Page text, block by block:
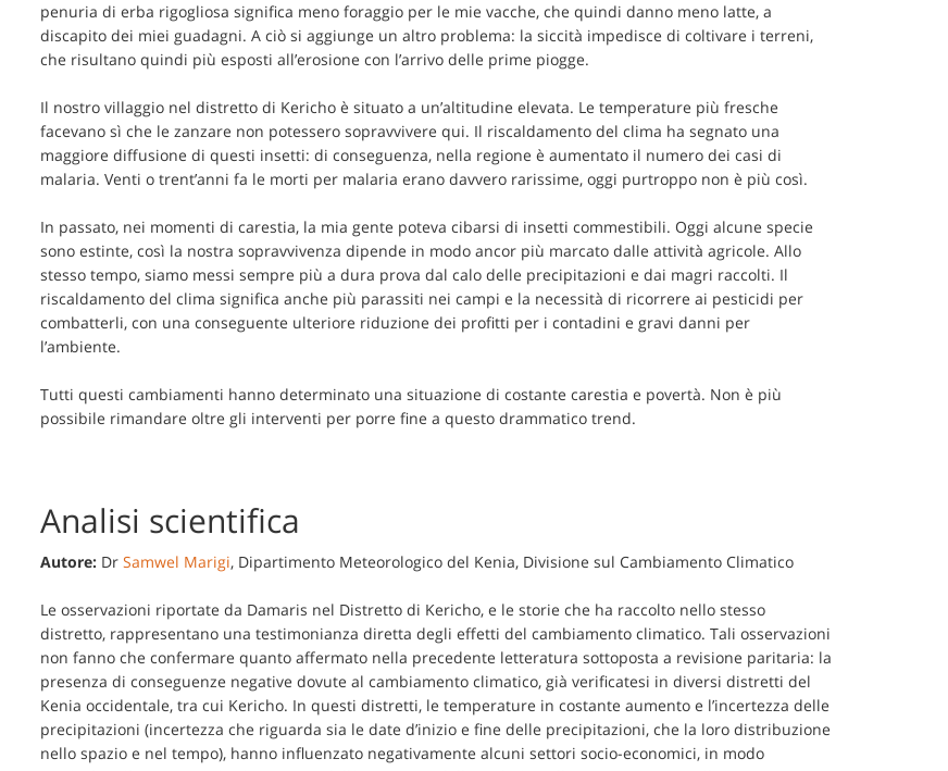
penuria di erba rigogliosa significa meno foraggio per le mie vacche, che quindi danno meno latte, a
discapito dei miei guadagni. A ciò si aggiunge un altro problema: la siccità impedisce di coltivare i terreni,
che risultano quindi più esposti all’erosione con l’arrivo delle prime piogge.
Il nostro villaggio nel distretto di Kericho è situato a un’altitudine elevata. Le temperature più fresche
facevano sì che le zanzare non potessero sopravvivere qui. Il riscaldamento del clima ha segnato una
maggiore diffusione di questi insetti: di conseguenza, nella regione è aumentato il numero dei casi di
malaria. Venti o trent’anni fa le morti per malaria erano davvero rarissime, oggi purtroppo non è più così.
In passato, nei momenti di carestia, la mia gente poteva cibarsi di insetti commestibili. Oggi alcune specie
sono estinte, così la nostra sopravvivenza dipende in modo ancor più marcato dalle attività agricole. Allo
stesso tempo, siamo messi sempre più a dura prova dal calo delle precipitazioni e dai magri raccolti. Il
riscaldamento del clima significa anche più parassiti nei campi e la necessità di ricorrere ai pesticidi per
combatterli, con una conseguente ulteriore riduzione dei profitti per i contadini e gravi danni per
l’ambiente.
Tutti questi cambiamenti hanno determinato una situazione di costante carestia e povertà. Non è più
possibile rimandare oltre gli interventi per porre fine a questo drammatico trend.
Analisi scientifica
Autore: Dr Samwel Marigi, Dipartimento Meteorologico del Kenia, Divisione sul Cambiamento Climatico
Le osservazioni riportate da Damaris nel Distretto di Kericho, e le storie che ha raccolto nello stesso
distretto, rappresentano una testimonianza diretta degli effetti del cambiamento climatico. Tali osservazioni
non fanno che confermare quanto affermato nella precedente letteratura sottoposta a revisione paritaria: la
presenza di conseguenze negative dovute al cambiamento climatico, già verificatesi in diversi distretti del
Kenia occidentale, tra cui Kericho. In questi distretti, le temperature in costante aumento e l’incertezza delle
precipitazioni (incertezza che riguarda sia le date d’inizio e fine delle precipitazioni, che la loro distribuzione
nello spazio e nel tempo), hanno influenzato negativamente alcuni settori socio-economici, in modo